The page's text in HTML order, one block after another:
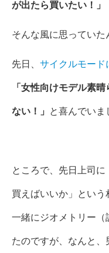
が出たら買いたい！」
そんな風に思っていた
先日、 サイクルモード
「女性向けモデル素
ない！」 と喜んでいま
ところで、先日上司
買えばいいか」という
一緒にジオメトリー
たのですが、なんと